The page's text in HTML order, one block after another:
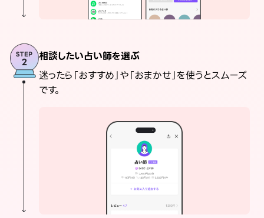
相談したい占い師を選ぶ
迷ったら「おすすめ」や「おまかせ」を使うとスムーズ
です。